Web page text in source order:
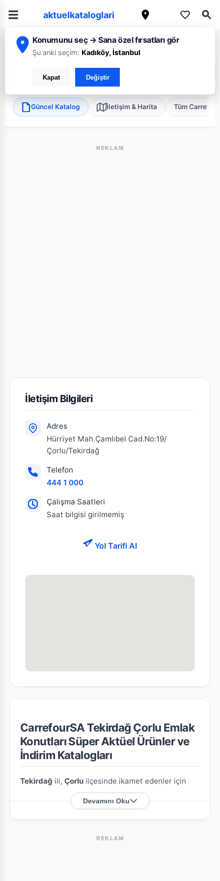
aktuelkataloglari
Konumunu seç → Sana özel fırsatları gör
Şu anki seçim: Kadıköy, İstanbul
Kapat Değiştir
Ana Sayfa/Tekirdağ /CarrefourSA /Tekirdağ Çorlu Emlak Konutları
Çorlu, Tekirdağ
Güncel Katalog İletişim & Harita Tüm
REKLAM
İletişim Bilgileri
Adres
Hürriyet Mah.Çamlıbel Cad.No:19/
Çorlu/Tekirdağ
Telefon
444 1 000
Çalışma Saatleri
Saat bilgisi girilmemiş
Yol Tarifi Al
CarrefourSA Tekirdağ Çorlu Emlak
Konutları Süper Aktüel Ürünler ve
İndirim Katalogları
Tekirdağ ili, Çorlu ilçesinde ikamet edenler için
CarrefourSA Tekirdağ Çorlu Emlak Konutları
şubesine özel en güncel indirim broşürlerini
ve aktüel ürün fırsatlarını bu sayfada derledik.
CarrefourSA Tekirdağ Çorlu Emlak
Devamını Oku
REKLAM